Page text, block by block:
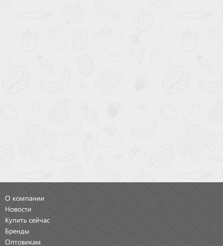
О компании
Новости
Купить сейчас
Бренды
Оптовикам